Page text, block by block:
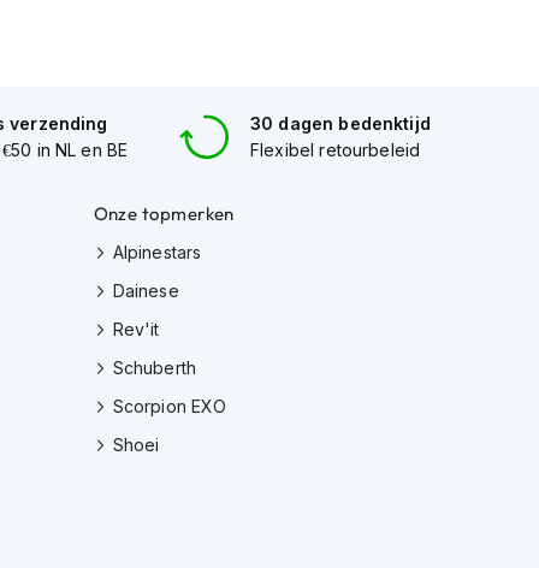
verzending
in NL en BE
30 dagen bedenktijd
Flexibel retourbeleid
Onze topmerken
Alpinestars
Dainese
Rev'it
Schuberth
Scorpion EXO
Shoei